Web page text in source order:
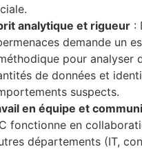
analytique et rigueur :
demande un
pour analyser
de données et
suspects.
en équipe et
fonctionne en
départements (IT,